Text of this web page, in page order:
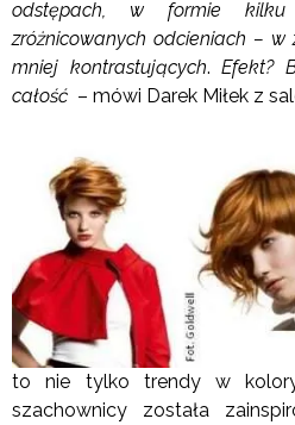
odstępach, w formie
zróżnicowanych odcieniach –
mniej kontrastujących. Efekt?
całość – mówi Darek Miłek z
to nie tylko trendy w
szachownicy została